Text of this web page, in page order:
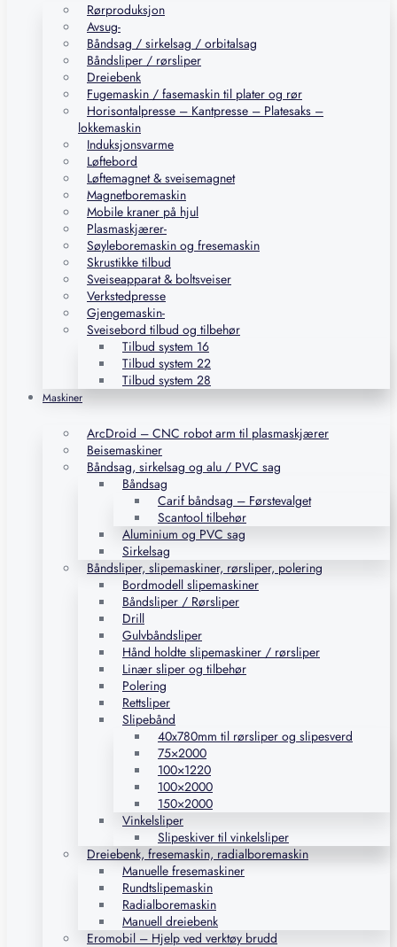
Rørproduksjon
Avsug-
Båndsag / sirkelsag / orbitalsag
Båndsliper / rørsliper
Dreiebenk
Fugemaskin / fasemaskin til plater og rør
Horisontalpresse – Kantpresse – Platesaks –
lokkemaskin
Induksjonsvarme
Løftebord
Løftemagnet & sveisemagnet
Magnetboremaskin
Mobile kraner på hjul
Plasmaskjærer-
Søyleboremaskin og fresemaskin
Skrustikke tilbud
Sveiseapparat & boltsveiser
Verkstedpresse
Gjengemaskin-
Sveisebord tilbud og tilbehør
Tilbud system 16
Tilbud system 22
Tilbud system 28
Maskiner
ArcDroid – CNC robot arm til plasmaskjærer
Beisemaskiner
Båndsag, sirkelsag og alu / PVC sag
Båndsag
Carif båndsag – Førstevalget
Scantool tilbehør
Aluminium og PVC sag
Sirkelsag
Båndsliper, slipemaskiner, rørsliper, polering
Bordmodell slipemaskiner
Båndsliper / Rørsliper
Drill
Gulvbåndsliper
Hånd holdte slipemaskiner / rørsliper
Linær sliper og tilbehør
Polering
Rettsliper
Slipebånd
40x780mm til rørsliper og slipesverd
75×2000
100×1220
100×2000
150×2000
Vinkelsliper
Slipeskiver til vinkelsliper
Dreiebenk, fresemaskin, radialboremaskin
Manuelle fresemaskiner
Rundtslipemaskin
Radialboremaskin
Manuell dreiebenk
Eromobil – Hjelp ved verktøy brudd